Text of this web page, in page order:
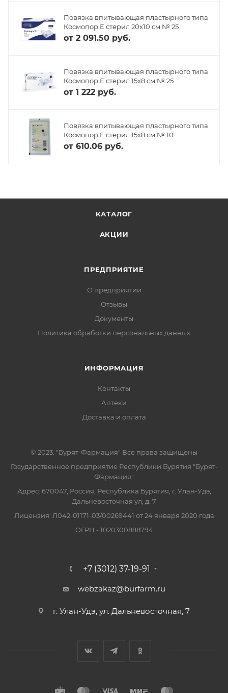
Повязка впитывающая пластырного типа
Космопор Е стерил 20х10 см № 25
от 2 091.50 руб.
Повязка впитывающая пластырного типа
Космопор Е стерил 15х8 см № 25
от 1 222 руб.
Повязка впитывающая пластырного типа
Космопор Е стерил 15х8 см № 10
от 610.06 руб.
КАТАЛОГ
АКЦИИ
ПРЕДПРИЯТИЕ
О предприятии
Отзывы
Документы
Политика обработки персональных данных
ИНФОРМАЦИЯ
Контакты
Аптеки
Доставка и оплата
© 2023. "Бурят-Фармация" Все права защищены
Государственное предприятие Республики Бурятия "Бурят-
Фармация"
Адрес: 670047, Россия, Республика Бурятия, г. Улан-Удэ,
Дальневосточная ул, д. 7
Лицензия: Л042-01171-03/00269441 от 24 января 2020 года
ОГРН - 1020300888794
+7 (3012) 37-19-91
webzakaz@burfarm.ru
г. Улан-Удэ, ул. Дальневосточная, 7